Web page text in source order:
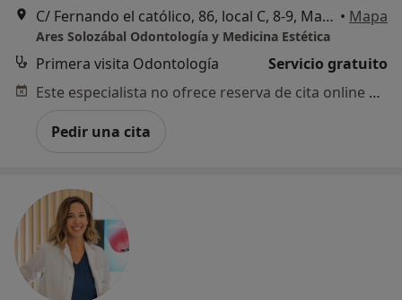
C/ Fernando el católico, 86, local C, 8-9, Madrid • Mapa
Ares Solozábal Odontología y Medicina Estética
Primera visita Odontología
Servicio gratuito
Este especialista no ofrece reserva de cita online en esta dirección.
Pedir una cita